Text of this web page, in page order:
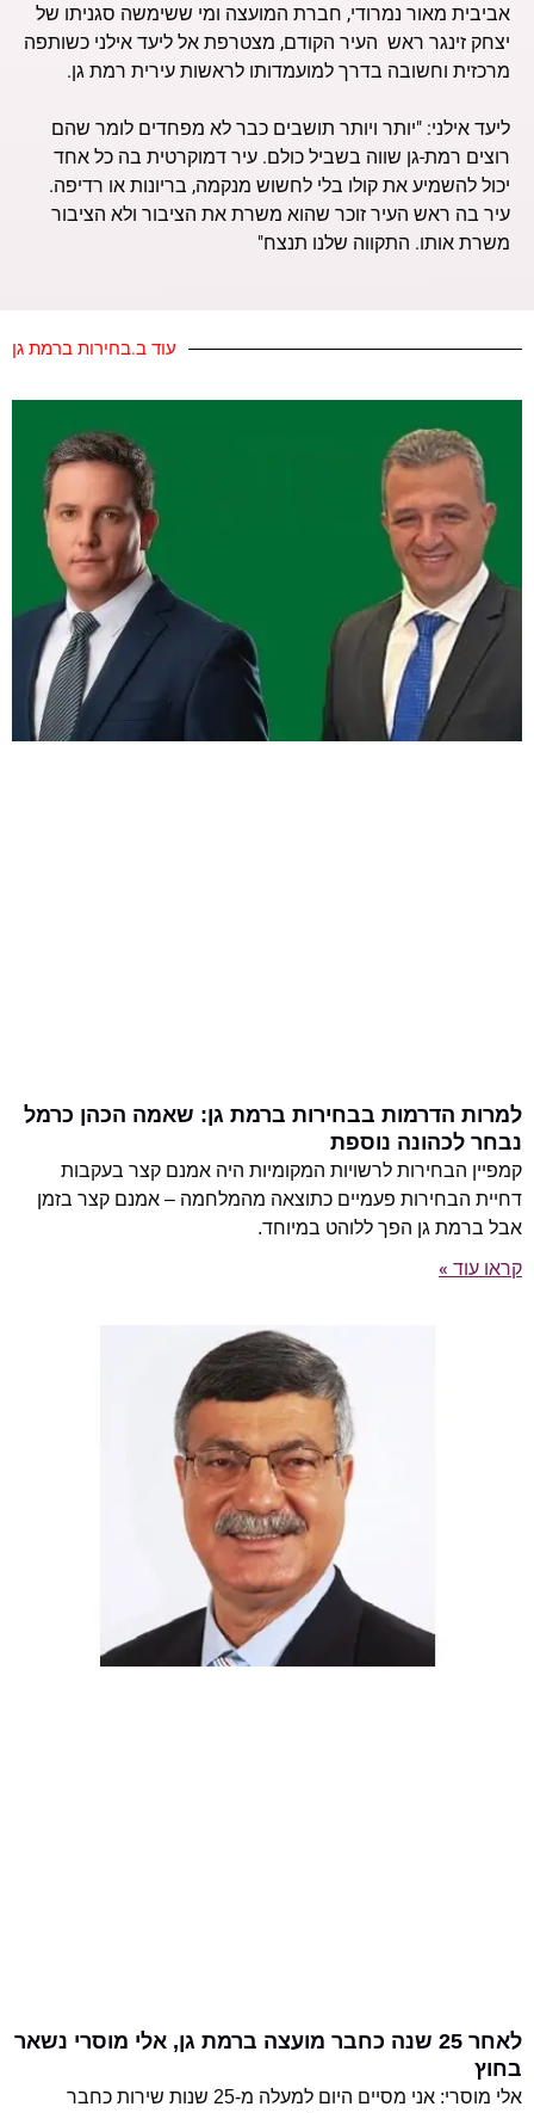
אביבית מאור נמרודי, חברת המועצה ומי ששימשה סגניתו של
יצחק זינגר ראש העיר הקודם, מצטרפת אל ליעד אילני כשותפה
מרכזית וחשובה בדרך למועמדותו לראשות עירית רמת גן.
ליעד אילני: "יותר ויותר תושבים כבר לא מפחדים לומר שהם
רוצים רמת-גן שווה בשביל כולם. עיר דמוקרטית בה כל אחד
יכול להשמיע את קולו בלי לחשוש מנקמה, בריונות או רדיפה.
עיר בה ראש העיר זוכר שהוא משרת את הציבור ולא הציבור
משרת אותו. התקווה שלנו תנצח"
עוד ב.בחירות ברמת גן
למרות הדרמות בבחירות ברמת גן: שאמה הכהן כרמל
נבחר לכהונה נוספת
קמפיין הבחירות לרשויות המקומיות היה אמנם קצר בעקבות
דחיית הבחירות פעמיים כתוצאה מהמלחמה – אמנם קצר בזמן
אבל ברמת גן הפך ללוהט במיוחד.
קראו עוד »
לאחר 25 שנה כחבר מועצה ברמת גן, אלי מוסרי נשאר
בחוץ
אלי מוסרי: אני מסיים היום למעלה מ-25 שנות שירות כחבר